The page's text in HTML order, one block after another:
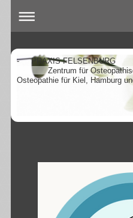
- PRAXIS FELSENBURG
Zentrum für
Osteopathie für Kiel, Hamburg